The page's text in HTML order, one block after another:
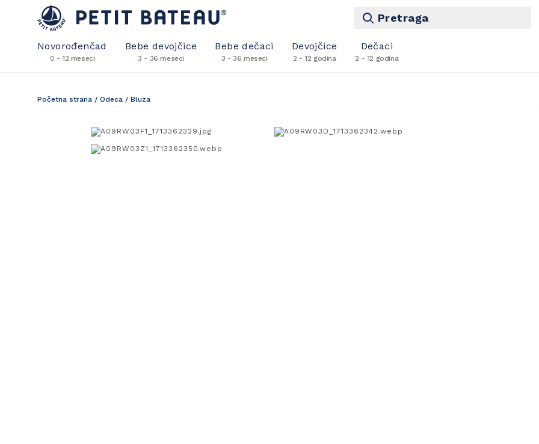
Pretraga
Novorođenčad
0 - 12 meseci
Bebe devojčice
3 - 36 meseci
Bebe dečaci
3 - 36 meseci
Devojčice
2 - 12 godina
Dečaci
2 - 12 godina
Početna strana / Odeca / Bluza